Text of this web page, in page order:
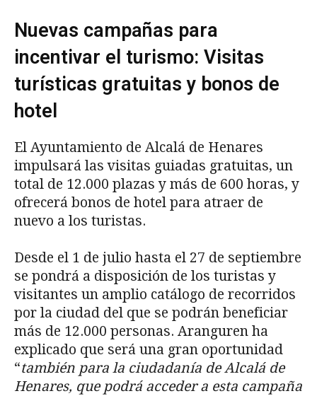
Nuevas campañas para
incentivar el turismo: Visitas
turísticas gratuitas y bonos de
hotel
El Ayuntamiento de Alcalá de Henares
impulsará las visitas guiadas gratuitas, un
total de 12.000 plazas y más de 600 horas, y
ofrecerá bonos de hotel para atraer de
nuevo a los turistas.
Desde el 1 de julio hasta el 27 de septiembre
se pondrá a disposición de los turistas y
visitantes un amplio catálogo de recorridos
por la ciudad del que se podrán beneficiar
más de 12.000 personas. Aranguren ha
explicado que será una gran oportunidad
“también para la ciudadanía de Alcalá de
Henares, que podrá acceder a esta campaña